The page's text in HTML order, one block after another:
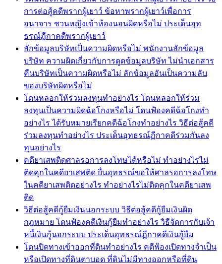
การต่อสู้คดีพรากผู้เยาว์ ข้อหาพรากผู้เยาว์เพื่อการ
อนาจาร ชวนหญิงเข้าห้องนอนผิดหรือไม่ ประเด็นอุท
ธรณ์ฏีกาคดีพรากผู้เยาว์
ลักข้อมูลบริษัทเป็นความผิดหรือไม่ พนักงานลักข้อมูล
บริษัท ความผิดเกี่ยวกับการดูดข้อมูลบริษัท ไม่นำเอกสาร
คืนบริษัทเป็นความผิดหรือไม่ ลักข้อมูลอันเป็นความลับ
ของบริษัทผิดหรือไม่
โดนหลอกให้ร่วมลงทุนทำอย่างไร โดนหลอกให้ร่วม
ลงทุนเป็นความผิดฉ้อโกงหรือไม่ โดนฟ้องคดีฉ้อโกงทำ
อย่างไร ได้รับหมายเรียกคดีฉ้อโกงทำอย่างไร วิธีต่อสู้คดี
ร่วมลงทุนทำอย่างไร ประเด็นอุทธรณ์ฏีกาคดีร่วมกันลง
ทุนอย่างไร
คดียาเสพติดศาลรอการลงโทษได้หรือไม่ ทำอย่างไรไม่
ติดคุกในคดียาเสพติด ยื่นอุทธรณ์ขอให้ศาลรอการลงโทษ
ในคดียาเสพติดอย่างไร ทำอย่างไรไม่ติดคุกในคดียาเสพ
ติด
วิธีต่อสู้คดีกู้ยืมเงินนอกระบบ วิธีต่อสู้คดีกู้ยืมเงินผิด
กฎหมาย โดนฟ้องคดีเงินกู้ยืมทำอย่างไร วิธีจัดการกับเจ้า
หนี้เงินกู้นอกระบบ ประเด็นอุทธรณ์ฏีกาคดีเงินกู้ยืม
โดนปิดทางเข้าออกที่ดินทำอย่างไร คดีฟ้องเปิดทางจำเป็น
หรือเปิดทางที่ดินตาบอด ที่ดินไม่มีทางออกหรือที่ดิน